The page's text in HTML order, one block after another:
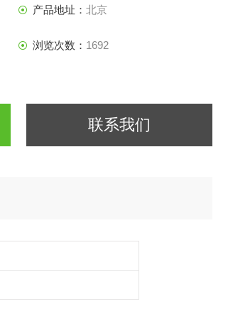
产品地址： 北京
浏览次数： 1692
联系我们